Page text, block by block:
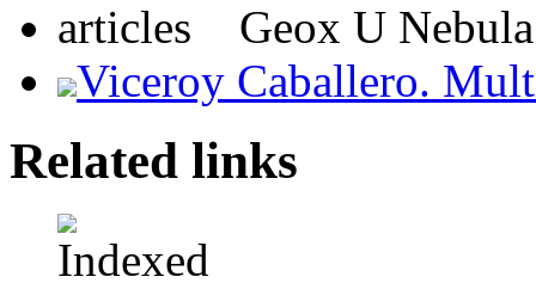
Geox U
Viceroy Caballero.
Related links